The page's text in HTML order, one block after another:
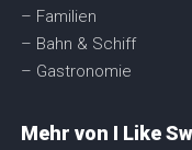
– Familien
– Bahn & Schiff
– Gastronomie
Mehr von I Like